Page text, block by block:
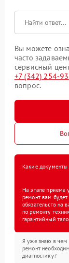
Вы можете
часто
сервисный
+7 (342) 254-
вопрос.
Какие документы
На этапе приема
ремонт вам
обязательств на
по ремонту
гарантийный
Я уже знаю в чем
ремонт
диагностику?